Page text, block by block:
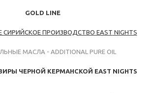
GOLD LINE
ПРОИЗВОДСТВО EAST NIGHTS
МАСЛА - ADDITIONAL PURE OIL
ЧЕРНОЙ КЕРМАНСКОЙ EAST NIGHTS